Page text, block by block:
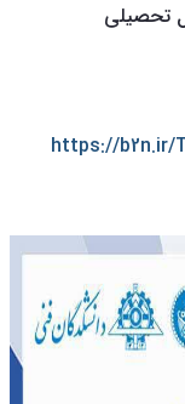
تحصیلی
https://b2n.ir/